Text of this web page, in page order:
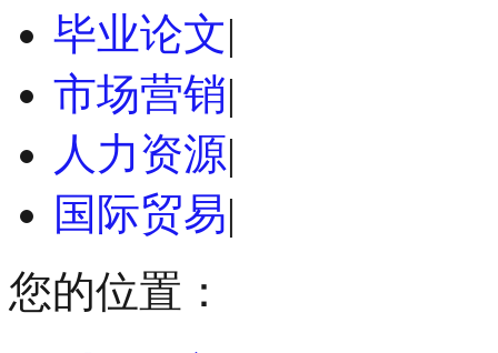
毕业论文|
市场营销|
人力资源|
国际贸易|
您的位置：